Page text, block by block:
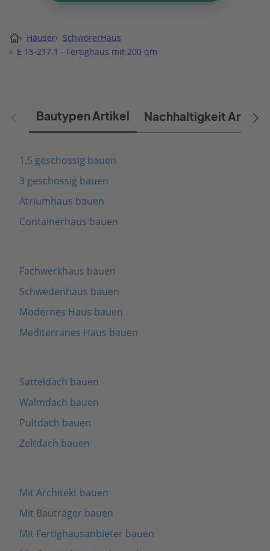
› Häuser› SchwörerHaus
› E 15-217.1 - Fertighaus mit 200 qm
Bautypen Artikel Nachhaltigkeit Artikel
1,5 geschossig bauen
3 geschossig bauen
Atriumhaus bauen
Containerhaus bauen
Fachwerkhaus bauen
Schwedenhaus bauen
Modernes Haus bauen
Mediterranes Haus bauen
Satteldach bauen
Walmdach bauen
Pultdach bauen
Zeltdach bauen
Mit Architekt bauen
Mit Bauträger bauen
Mit Fertighausanbieter bauen